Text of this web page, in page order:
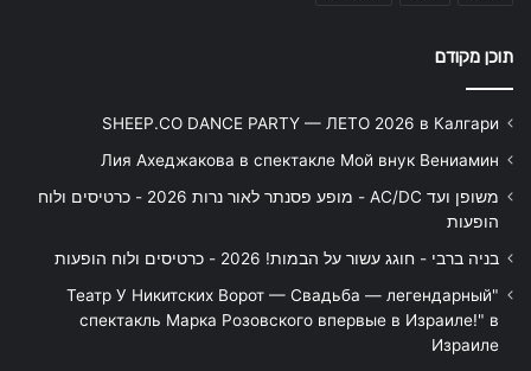
תוכן מקודם
SHEEP.CO DANCE PARTY — ЛЕТО 2026 в Калгари
Лия Ахеджакова в спектакле Мой внук Вениамин
משופן ועד AC/DC - מופע פסנתר לאור נרות 2026 - כרטיסים ולוח
הופעות
בניה ברבי - חוגג עשור על הבמות! 2026 - כרטיסים ולוח הופעות
"Театр У Никитских Ворот — Свадьба — легендарный
спектакль Марка Розовского впервые в Израиле!" в
Израиле